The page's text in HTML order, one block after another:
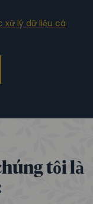
xử lý dữ liệu cá
tôi là